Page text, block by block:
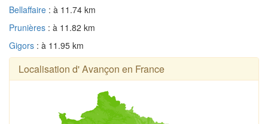
Bellaffaire : à 11.74 km
Prunières : à 11.82 km
Gigors : à 11.95 km
Localisation d' Avançon en France